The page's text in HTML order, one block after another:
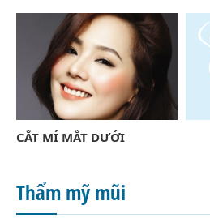
CẮT MÍ MẮT DƯỚI
Thẩm mỹ mũi